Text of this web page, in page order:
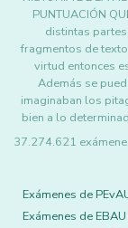
PUNTUACIÓN
distintas
fragmentos de
virtud entonces
Además se
imaginaban los
bien a lo
37.274.621
Exámenes de
Exámenes de